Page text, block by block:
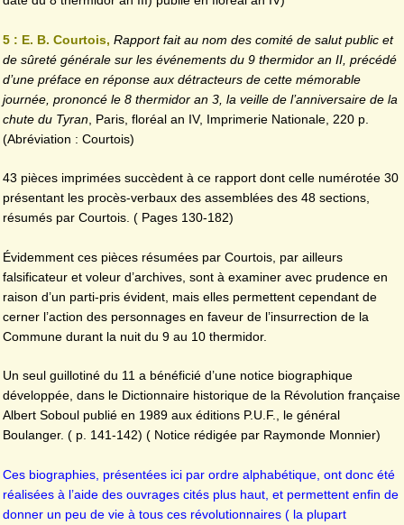
5 : E. B. Courtois, Rapport fait au nom des comité de salut public et
de sûreté générale sur les événements du 9 thermidor an II, précédé
d’une préface en réponse aux détracteurs de cette mémorable
journée, prononcé le 8 thermidor an 3, la veille de l’anniversaire de la
chute du Tyran , Paris, floréal an IV, Imprimerie Nationale, 220 p.
(Abréviation : Courtois)
43 pièces imprimées succèdent à ce rapport dont celle numérotée 30
présentant les procès-verbaux des assemblées des 48 sections,
résumés par Courtois. ( Pages 130-182)
Évidemment ces pièces résumées par Courtois, par ailleurs
falsificateur et voleur d’archives, sont à examiner avec prudence en
raison d’un parti-pris évident, mais elles permettent cependant de
cerner l’action des personnages en faveur de l’insurrection de la
Commune durant la nuit du 9 au 10 thermidor.
Un seul guillotiné du 11 a bénéficié d’une notice biographique
développée, dans le Dictionnaire historique de la Révolution française
Albert Soboul publié en 1989 aux éditions P.U.F., le général
Boulanger. ( p. 141-142) ( Notice rédigée par Raymonde Monnier)
Ces biographies, présentées ici par ordre alphabétique, ont donc été
réalisées à l’aide des ouvrages cités plus haut, et permettent enfin de
donner un peu de vie à tous ces révolutionnaires ( la plupart